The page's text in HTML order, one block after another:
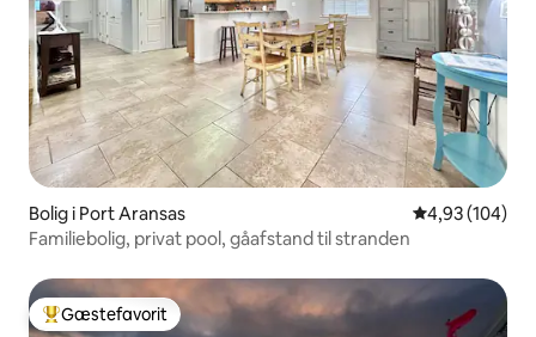
Bolig i Port Aransas 4,93 ud af 5 i
4,93 (104)
Familiebolig, privat pool, gåafstand til stranden
Bedste gæstefavorit
Gæstefavorit